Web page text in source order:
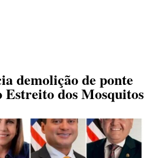
demolição de ponte
dos Mosquitos